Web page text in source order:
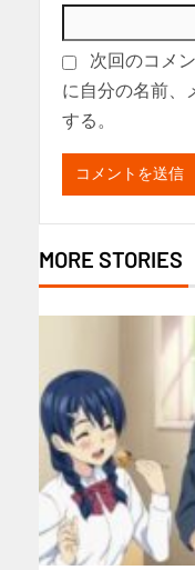
次回のコメ
に自分の名前、
する。
MORE STORIES